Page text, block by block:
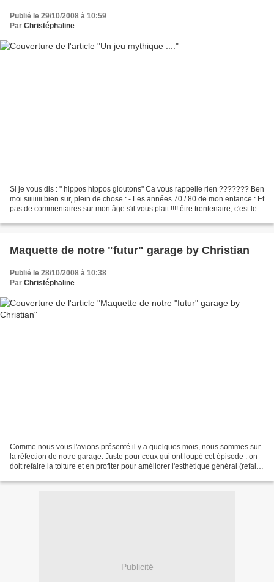
Publié le 29/10/2008 à 10:59
Par Christéphaline
Si je vous dis : " hippos hippos gloutons" Ca vous rappelle rien ??????? Ben
moi siiiiiiii bien sur, plein de chose : - Les années 70 / 80 de mon enfance : Et
pas de commentaires sur mon âge s'il vous plait !!!! être trentenaire, c'est le
Maquette de notre "futur" garage by Christian
Publié le 28/10/2008 à 10:38
Par Christéphaline
Comme nous vous l'avions présenté il y a quelques mois, nous sommes sur
la réfection de notre garage. Juste pour ceux qui ont loupé cet épisode : on
doit refaire la toiture et en profiter pour améliorer l'esthétique général (refaire
Publicité